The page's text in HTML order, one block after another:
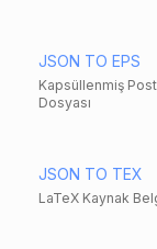
JSON TO EPS
Kapsüllenmiş
Dosyası
JSON TO TEX
LaTeX Kaynak